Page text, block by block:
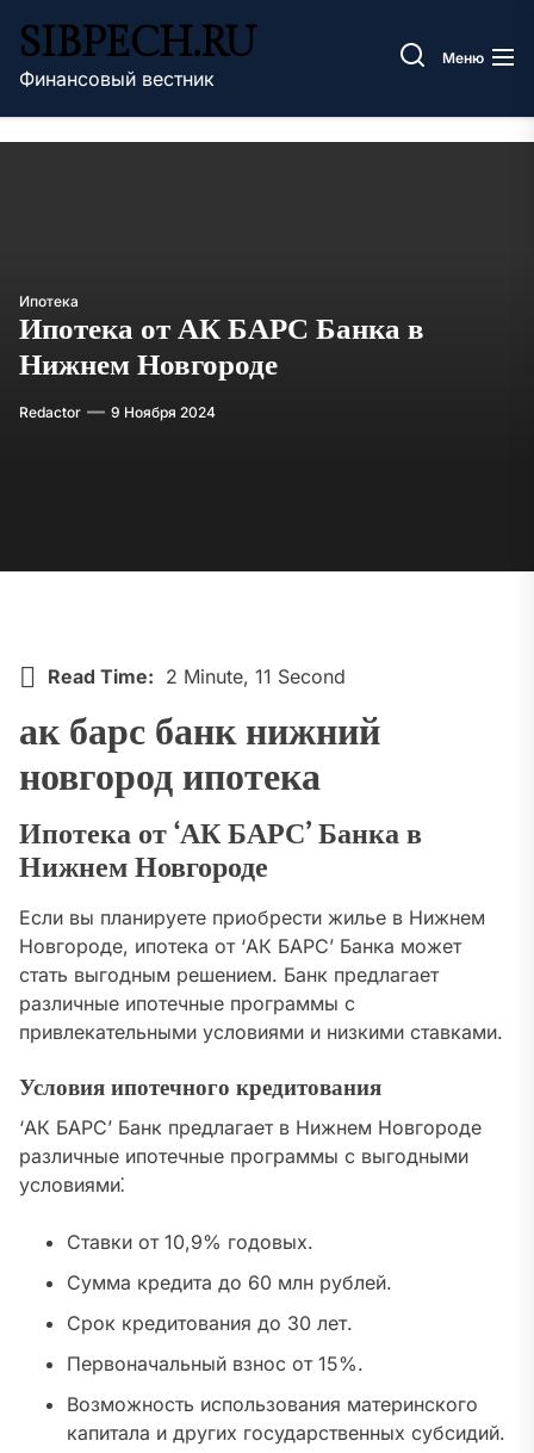
содержимому
SIBPECH.RU
Финансовый вестник
Меню
Ипотека
Ипотека от АК БАРС Банка в
Нижнем Новгороде
Redactor 9 Ноября 2024
Read Time: 2 Minute, 11 Second
ак барс банк нижний
новгород ипотека
Ипотека от ‘АК БАРС’ Банка в
Нижнем Новгороде
Если вы планируете приобрести жилье в Нижнем
Новгороде, ипотека от ‘АК БАРС’ Банка может
стать выгодным решением. Банк предлагает
различные ипотечные программы с
привлекательными условиями и низкими ставками.
Условия ипотечного кредитования
‘АК БАРС’ Банк предлагает в Нижнем Новгороде
различные ипотечные программы с выгодными
условиями⁚
Ставки от 10,9% годовых.
Сумма кредита до 60 млн рублей.
Срок кредитования до 30 лет.
Первоначальный взнос от 15%.
Возможность использования материнского
капитала и других государственных субсидий.